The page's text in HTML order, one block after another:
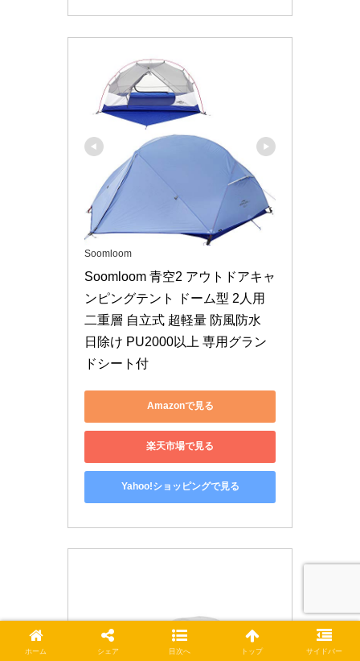
Soomloom
Soomloom 青空2 アウトドアキャ
ンピングテント ドーム型 2人用
二重層 自立式 超軽量 防風防水
日除け PU2000以上 専用グラン
ドシート付
Amazonで見る
楽天市場で見る
Yahoo!ショッピングで見る
ホーム シェア 目次へ トップ サイドバー